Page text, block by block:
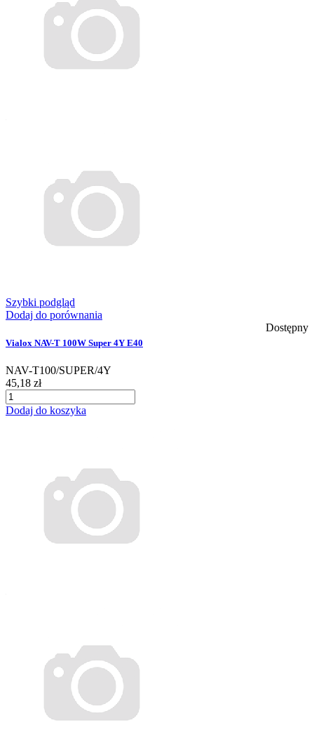
Szybki podgląd
Dodaj do porównania
Dostępny
Vialox NAV-T 100W Super 4Y E40
NAV-T100/SUPER/4Y
45,18 zł
Dodaj do koszyka